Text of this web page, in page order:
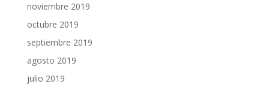
noviembre 2019
octubre 2019
septiembre 2019
agosto 2019
julio 2019